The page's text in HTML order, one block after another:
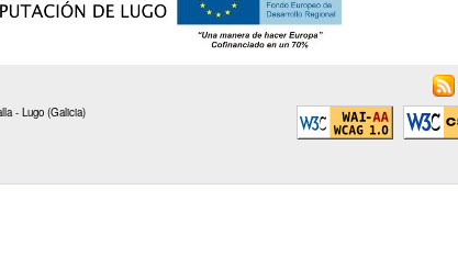
- Lugo (Galicia)